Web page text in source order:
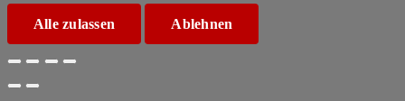
Alle zulassen Ablehnen